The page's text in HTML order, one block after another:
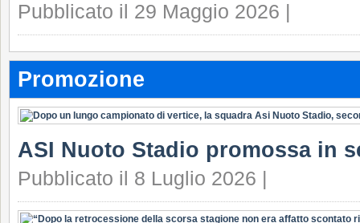
Pubblicato il 29 Maggio 2026 |
Promozione
ASI Nuoto Stadio promossa in
Pubblicato il 8 Luglio 2026 |